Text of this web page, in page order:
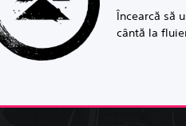
Încearcă să
cântă la